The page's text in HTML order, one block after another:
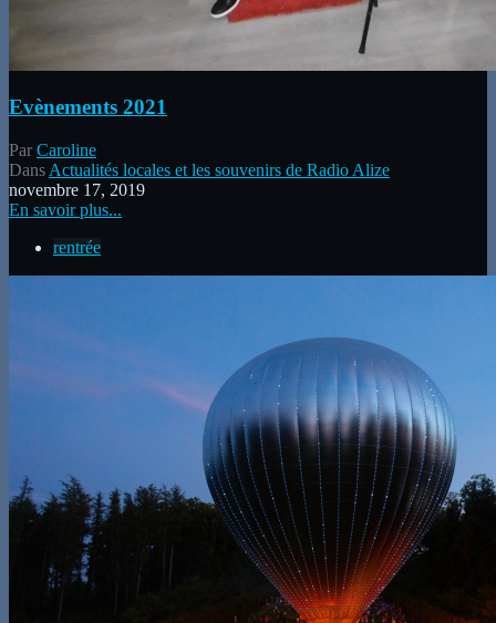
Evènements 2021
Par Caroline
Dans Actualités locales et les souvenirs de Radio Alize
novembre 17, 2019
En savoir plus...
rentrée